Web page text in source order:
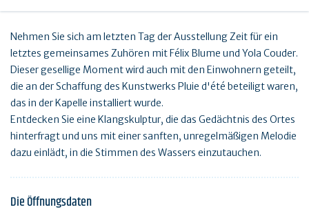
Nehmen Sie sich am letzten Tag der Ausstellung Zeit für ein
letztes gemeinsames Zuhören mit Félix Blume und Yola Couder.
Dieser gesellige Moment wird auch mit den Einwohnern geteilt,
die an der Schaffung des Kunstwerks Pluie d'été beteiligt waren,
das in der Kapelle installiert wurde.
Entdecken Sie eine Klangskulptur, die das Gedächtnis des Ortes
hinterfragt und uns mit einer sanften, unregelmäßigen Melodie
dazu einlädt, in die Stimmen des Wassers einzutauchen.
Die Öffnungsdaten